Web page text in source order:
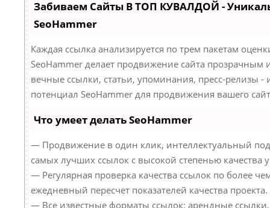
Забиваем Сайты В ТОП КУВАЛДОЙ -
SeoHammer
Каждая ссылка анализируется по трем пакетам
SeoHammer делает продвижение сайта прозрачным
вечные ссылки, статьи, упоминания, пресс-релизы -
потенциал SeoHammer для продвижения вашего
Что умеет делать SeoHammer
— Продвижение в один клик, интеллектуальный
самых лучших ссылок с высокой степенью качества
— Регулярная проверка качества ссылок по более
ежедневный пересчет показателей качества проекта.
— Все известные форматы ссылок: арендные